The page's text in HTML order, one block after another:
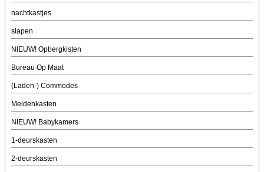
nachtkastjes
slapen
NIEUW! Opbergkisten
Bureau Op Maat
(Laden-) Commodes
Meidenkasten
NIEUW! Babykamers
1-deurskasten
2-deurskasten